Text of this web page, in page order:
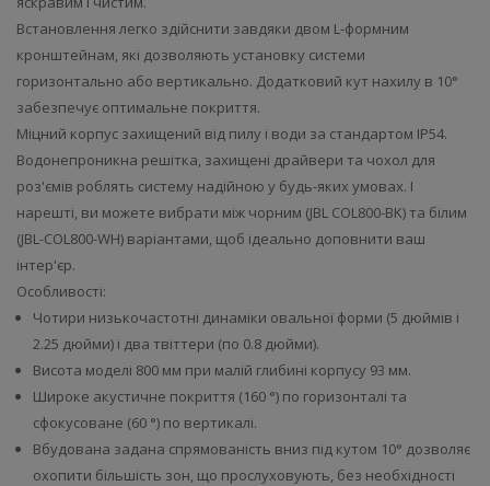
Встановлення легко здійснити завдяки двом L-формним
кронштейнам, які дозволяють установку системи
горизонтально або вертикально. Додатковий кут нахилу в 10°
забезпечує оптимальне покриття.
Міцний корпус захищений від пилу і води за стандартом IP54.
Водонепроникна решітка, захищені драйвери та чохол для
роз'ємів роблять систему надійною у будь-яких умовах. І
нарешті, ви можете вибрати між чорним (JBL COL800-BK) та білим
(JBL-COL800-WH) варіантами, щоб ідеально доповнити ваш
інтер'єр.
Особливості:
Чотири низькочастотні динаміки овальної форми (5 дюймів і
2.25 дюйми) і два твіттери (по 0.8 дюйми).
Висота моделі 800 мм при малій глибині корпусу 93 мм.
Широке акустичне покриття (160 °) по горизонталі та
сфокусоване (60 °) по вертикалі.
Вбудована задана спрямованість вниз під кутом 10° дозволяє
охопити більшість зон, що прослуховують, без необхідності